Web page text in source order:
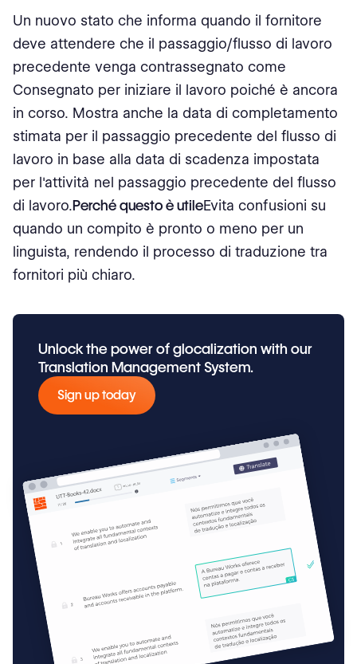
Un nuovo stato che informa quando il fornitore
deve attendere che il passaggio/flusso di lavoro
precedente venga contrassegnato come
Consegnato per iniziare il lavoro poiché è ancora
in corso. Mostra anche la data di completamento
stimata per il passaggio precedente del flusso di
lavoro in base alla data di scadenza impostata
per l'attività nel passaggio precedente del flusso
di lavoro.Perché questo è utileEvita confusioni su
quando un compito è pronto o meno per un
linguista, rendendo il processo di traduzione tra
fornitori più chiaro.
Unlock the power of glocalization with our
Translation Management System.
Sign up today